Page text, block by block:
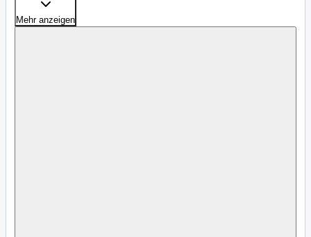
Mehr anzeigen